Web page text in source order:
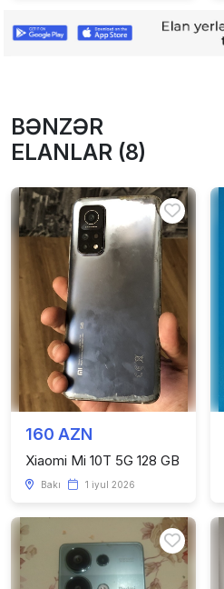
BƏNZƏR
ELANLAR (8)
160 AZN
Xiaomi Mi 10T 5G 128 GB
Bakı 1 iyul 2026